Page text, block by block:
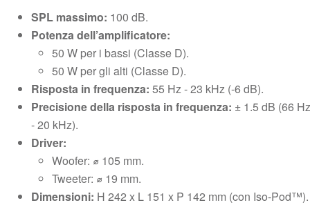
SPL massimo: 100 dB.
Potenza dell’amplificatore:
50 W per i bassi (Classe D).
50 W per gli alti (Classe D).
Risposta in frequenza: 55 Hz - 23 kHz (-6 dB).
Precisione della risposta in frequenza: ± 1.5 dB (66 Hz
- 20 kHz).
Driver:
Woofer: ⌀ 105 mm.
Tweeter: ⌀ 19 mm.
Dimensioni: H 242 x L 151 x P 142 mm (con Iso-Pod™).